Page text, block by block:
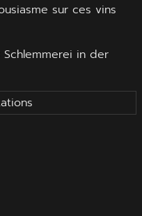
sur ces vins
in der